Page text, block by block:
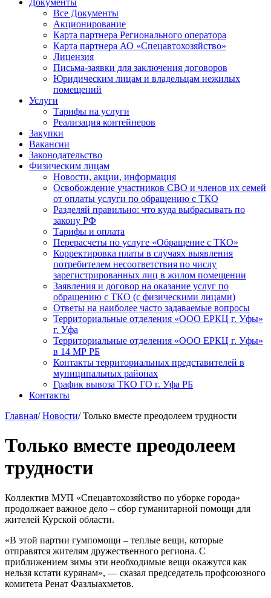
Все Документы
Акционирование
Карта партнера Регионального оператора
Карта партнера АО «Спецавтохозяйство»
Лицензия
Письма-заявки для заключения договоров
Юридическим лицам и владельцам нежилых
помещений
Услуги
Тарифы на услуги
Реализация контейнеров
Закупки
Вакансии
Законодательство
Физическим лицам
Новости, акции, информация
Освобождение участников СВО и членов их семей
от оплаты услуги по обращению с ТКО
Разделяй правильно: что куда выбрасывать по
закону РФ
Тарифы и оплата
Перерасчеты по услуге «Обращение с ТКО»
Корректировка платы в случаях выявления
потребителем несоответствия по числу
зарегистрированных лиц в жилом помещении
Заявления и договор на оказание услуг по
обращению с ТКО (с физическими лицами)
Ответы на наиболее часто задаваемые вопросы
Территориальные отделения «ООО ЕРКЦ г. Уфы»
г. Уфа
Территориальные отделения «ООО ЕРКЦ г. Уфы»
в 14 МР РБ
Контакты территориальных представителей в
муниципальных районах
График вывоза ТКО ГО г. Уфа РБ
Контакты
Главная/ Новости/ Только вместе преодолеем трудности
Только вместе преодолеем
трудности
Коллектив МУП «Спецавтохозяйство по уборке города»
продолжает важное дело – сбор гуманитарной помощи для
жителей Курской области.
«В этой партии гумпомощи – теплые вещи, которые
отправятся жителям дружественного региона. С
приближением зимы эти необходимые вещи окажутся как
нельзя кстати курянам», — сказал председатель профсоюзного
комитета Ренат Фазлыахметов.